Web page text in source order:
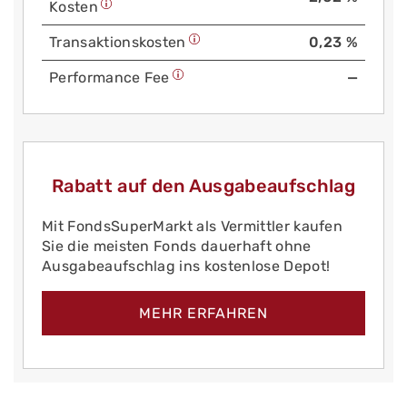
Kosten
Trans­aktions­kosten 0,23 %
Performance Fee —
Rabatt auf den Ausgabeaufschlag
Mit FondsSuperMarkt als Vermittler kaufen
Sie die meisten Fonds dauerhaft ohne
Ausgabeaufschlag ins kostenlose Depot!
MEHR ERFAHREN